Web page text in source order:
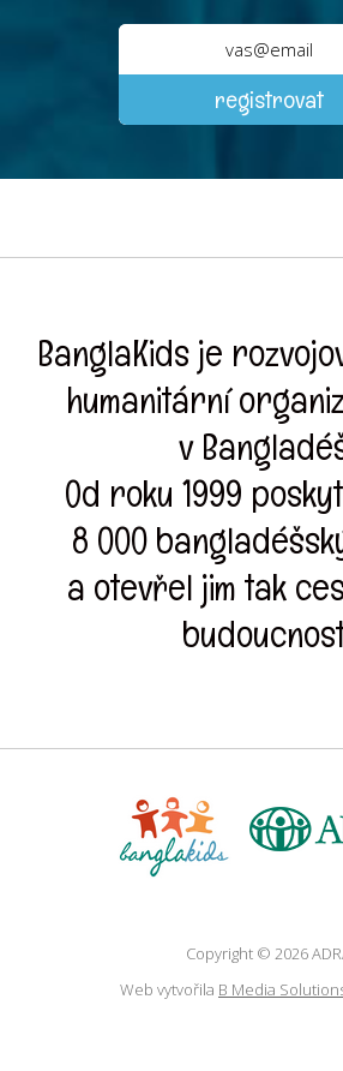
BanglaKids je
humanitární
v
Od roku 1999
8 000
a otevřel jim tak
Copyright © 2026
Web vytvořila B Media